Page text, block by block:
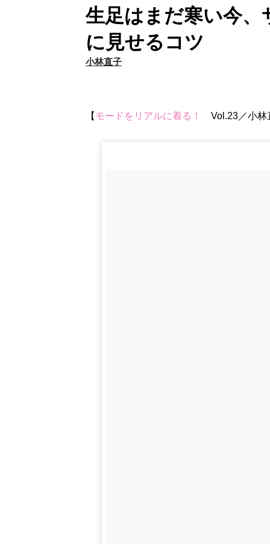
生足はまだ寒い今
に見せるコツ
小林直子
【 モードをリアルに着る！ Vol.23／小林